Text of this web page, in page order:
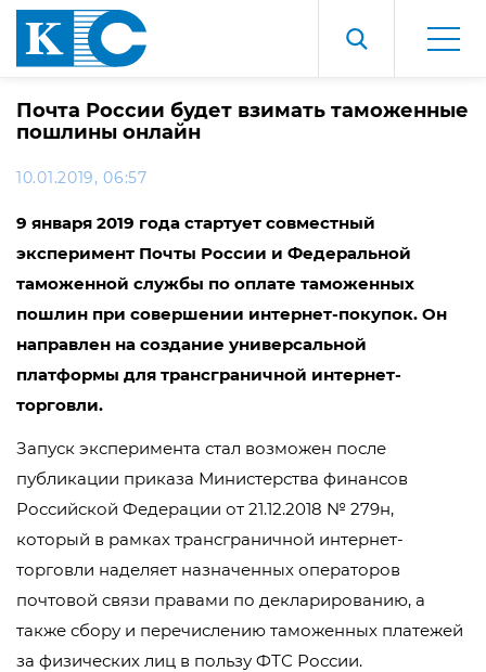
Почта России будет взимать таможенные
пошлины онлайн
10.01.2019, 06:57
9 января 2019 года стартует совместный
эксперимент Почты России и Федеральной
таможенной службы по оплате таможенных
пошлин при совершении интернет-покупок. Он
направлен на создание универсальной
платформы для трансграничной интернет-
торговли.
Запуск эксперимента стал возможен после
публикации приказа Министерства финансов
Российской Федерации от 21.12.2018 № 279н,
который в рамках трансграничной интернет-
торговли наделяет назначенных операторов
почтовой связи правами по декларированию, а
также сбору и перечислению таможенных платежей
за физических лиц в пользу ФТС России.